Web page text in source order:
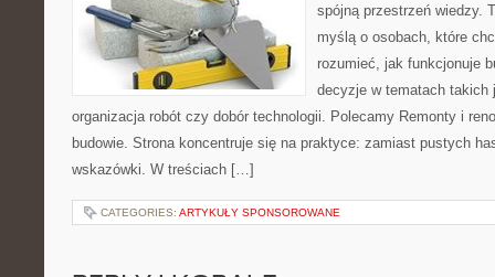
spójną przestrzeń wiedzy.
myślą o osobach, które
rozumieć, jak funkcjonuje
decyzje w tematach takich
organizacja robót czy dobór technologii. Polecamy Remonty i
budowie. Strona koncentruje się na praktyce: zamiast pustych
wskazówki. W treściach […]
CATEGORIES: ARTYKUŁY SPONSOROWANE